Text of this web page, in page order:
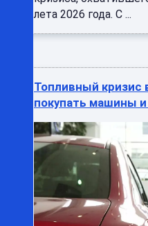
покупать машины